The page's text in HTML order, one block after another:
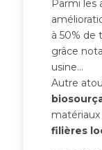
Parmi les
à 50% de
grâce
usine…
Autre
filières